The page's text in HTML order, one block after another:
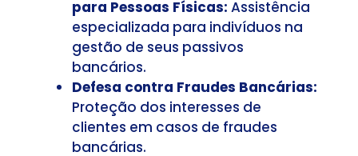
para Pessoas Físicas: Assistência
especializada para indivíduos na
gestão de seus passivos
bancários.
Defesa contra Fraudes Bancárias:
Proteção dos interesses de
clientes em casos de fraudes
bancárias.